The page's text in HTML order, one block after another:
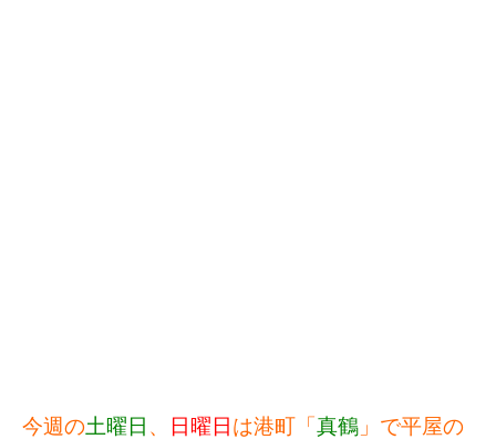
今週の土曜日 、 日曜日 は港町「 真鶴 」で平屋の